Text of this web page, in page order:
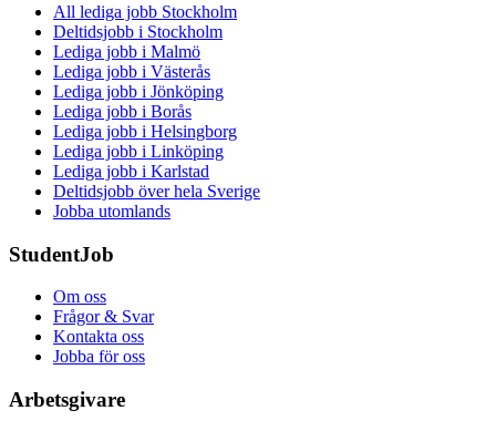
All lediga jobb Stockholm
Deltidsjobb i Stockholm
Lediga jobb i Malmö
Lediga jobb i Västerås
Lediga jobb i Jönköping
Lediga jobb i Borås
Lediga jobb i Helsingborg
Lediga jobb i Linköping
Lediga jobb i Karlstad
Deltidsjobb över hela Sverige
Jobba utomlands
StudentJob
Om oss
Frågor & Svar
Kontakta oss
Jobba för oss
Arbetsgivare